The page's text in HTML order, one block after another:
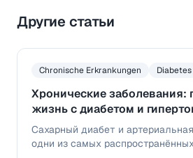
Другие статьи
Chronische Erkrankungen Diabetes
Хронические заболевания:
жизнь с диабетом и
Сахарный диабет и
одни из самых